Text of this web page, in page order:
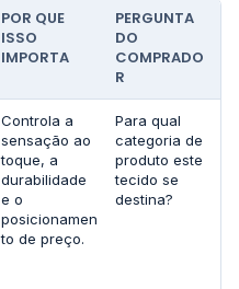
POR QUE
ISSO
IMPORTA
PERGUNTA
DO
COMPRADO
R
Controla a
sensação ao
toque, a
durabilidade
e o
posicionamen
to de preço.
Para qual
categoria de
produto este
tecido se
destina?